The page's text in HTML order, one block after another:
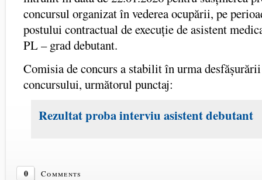
concursul organizat în vederea ocupării, pe
postului contractual de execuție de asistent
PL – grad debutant.
Comisia de concurs a stabilit în urma
concursului, următorul punctaj:
Rezultat proba interviu asistent debutant
0 Comments